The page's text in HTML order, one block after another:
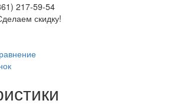
217-59-54
скидку!